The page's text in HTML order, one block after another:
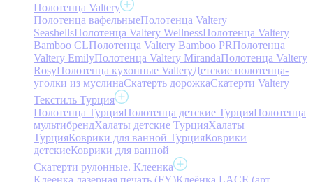
Полотенца Valtery
Полотенца вафельныеПолотенца Valtery
SeashellsПолотенца Valtery WellnessПолотенца Valtery
Bamboo CLПолотенца Valtery Bamboo PRПолотенца
Valtery EmilyПолотенца Valtery MirandaПолотенца Valtery
RosyПолотенца кухонные ValteryДетские полотенца-
уголки из муслинаСкатерть дорожкаСкатерти Valtery
Текстиль Турция
Полотенца ТурцияПолотенца детские ТурцияПолотенца
мультибрендХалаты детские ТурцияХалаты
ТурцияКоврики для ванной ТурцияКоврики
детскиеКоврики для ванной
Скатерти рулонные. Клеенка
Клеенка лазерная печать (FY)Клеёнка LACE (арт.